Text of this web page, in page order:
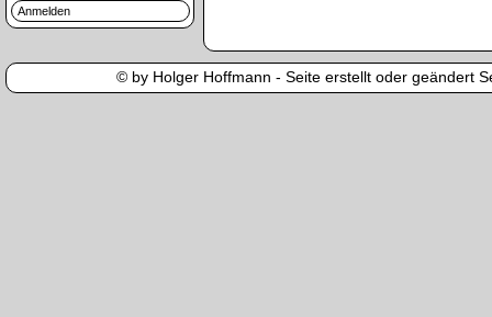
Anmelden
© by Holger Hoffmann - Seite erstellt oder geändert